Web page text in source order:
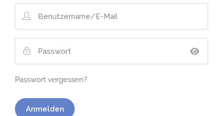
Passwort vergessen?